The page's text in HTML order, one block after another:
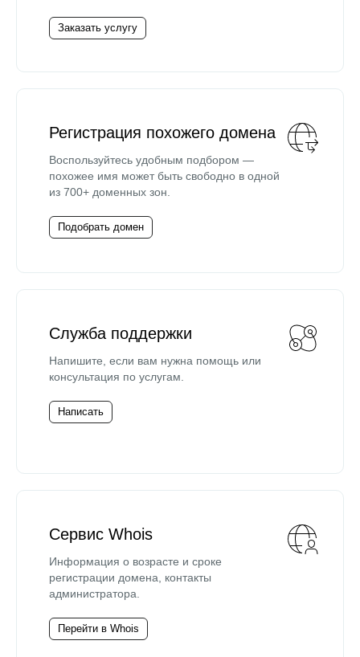
Заказать услугу
Регистрация похожего домена
Воспользуйтесь удобным подбором —
похожее имя может быть свободно в одной
из 700+ доменных зон.
Подобрать домен
Служба поддержки
Напишите, если вам нужна помощь или
консультация по услугам.
Написать
Сервис Whois
Информация о возрасте и сроке
регистрации домена, контакты
администратора.
Перейти в Whois